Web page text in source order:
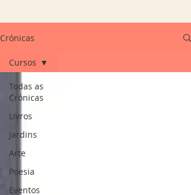
Crónicas
Todas as
Crónicas
Livros
Jardins
Arte
Poesia
Eventos
Cursos